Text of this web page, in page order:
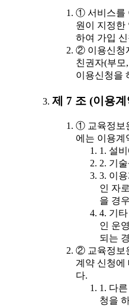
① 서비스를
원이 지정한
하여 가입
② 이용신청
친권자(부모
이용신청을
제 7 조 (이용
① 교육정보
에는 이용계
1. 설
2. 기
3. 이
인 자
을 경우
4. 기
인 운
되는
② 교육정보
계약 신청에
다.
1. 다
청을